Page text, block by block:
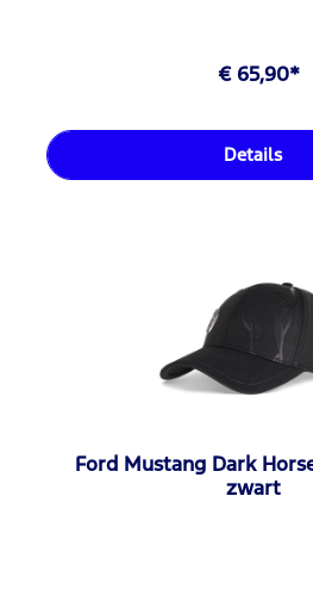
€ 65,90*
Details
Ford Mustang Dark
zwart